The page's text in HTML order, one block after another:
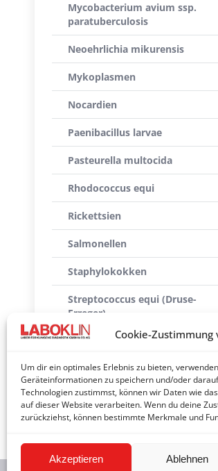
Cookie-
Um dir ein optimales Erlebnis zu bieten,
Geräteinformationen zu speichern und/oder
Technologien zustimmst, können wir Daten wie
auf dieser Website verarbeiten. Wenn du deine
zurückziehst, können bestimmte Merkmale und
Akzeptieren Ablehnen
Mycobacterium avium ssp.
paratuberculosis
Neoehrlichia mikurensis
Mykoplasmen
Nocardien
Paenibacillus larvae
Pasteurella multocida
Rhodococcus equi
Rickettsien
Salmonellen
Staphylokokken
Streptococcus equi (Druse-
Erreger)
Taylorellen
Treponema paraluiscuniculi
Yersinien